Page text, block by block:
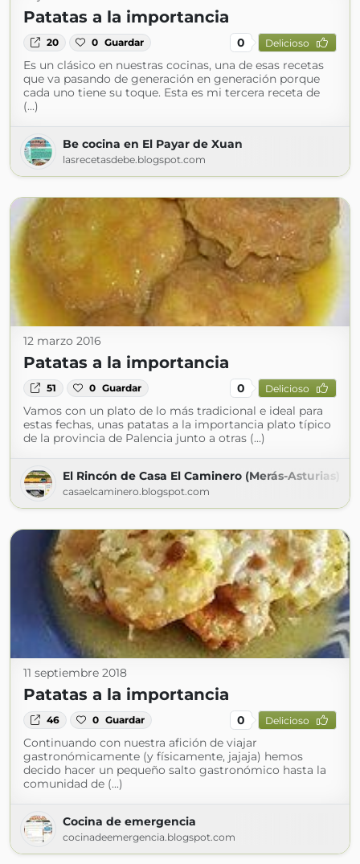
Patatas a la importancia
20 0 Guardar 0 Delicioso
Es un clásico en nuestras cocinas, una de esas recetas
que va pasando de generación en generación porque
cada uno tiene su toque. Esta es mi tercera receta de
(...)
Be cocina en El Payar de Xuan
lasrecetasdebe.blogspot.com
12 marzo 2016
Patatas a la importancia
51 0 Guardar 0 Delicioso
Vamos con un plato de lo más tradicional e ideal para
estas fechas, unas patatas a la importancia plato típico
de la provincia de Palencia junto a otras (...)
El Rincón de Casa El Caminero (Merás-Asturias)
casaelcaminero.blogspot.com
11 septiembre 2018
Patatas a la importancia
46 0 Guardar 0 Delicioso
Continuando con nuestra afición de viajar
gastronómicamente (y físicamente, jajaja) hemos
decido hacer un pequeño salto gastronómico hasta la
comunidad de (...)
Cocina de emergencia
cocinadeemergencia.blogspot.com